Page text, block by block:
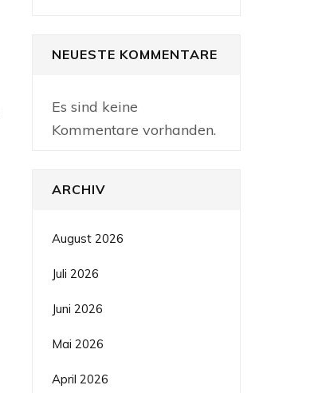
NEUESTE KOMMENTARE
Es sind keine
Kommentare vorhanden.
ARCHIV
August 2026
Juli 2026
Juni 2026
Mai 2026
April 2026